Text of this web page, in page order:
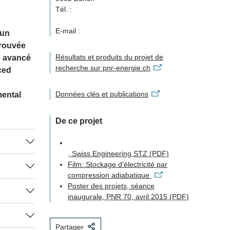
avancé
et
leur
Tél. :
E-mail :
Résultats et produits du projet de
recherche sur pnr-energie.ch
Données clés et publications
De ce projet
, Swiss Engineering STZ (PDF)
Film: Stockage d'électricité par
compression adiabatique
Poster des projets, séance
inaugurale, PNR 70, avril 2015 (PDF)
Partager